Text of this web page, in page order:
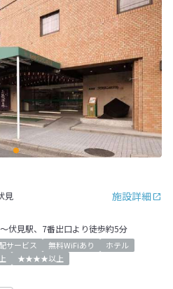
施設詳細
見
伏見駅、7番出口より徒歩約5分
サービス 無料WiFiあり
ホテル
★★★★以上